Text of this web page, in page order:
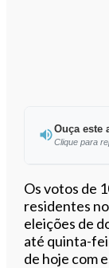
Ouça este
Clique para
Os votos de
residentes
eleições de
até quinta-
de hoje com